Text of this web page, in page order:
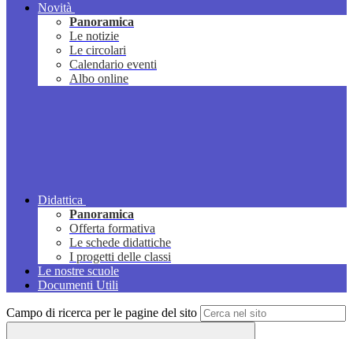
Novità
Panoramica
Le notizie
Le circolari
Calendario eventi
Albo online
Didattica
Panoramica
Offerta formativa
Le schede didattiche
I progetti delle classi
Le nostre scuole
Documenti Utili
Campo di ricerca per le pagine del sito